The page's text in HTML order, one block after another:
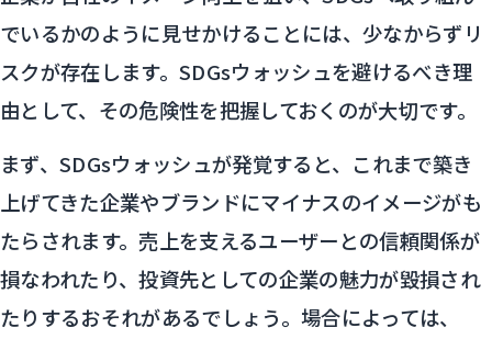
でいるかのように見せかけることには、少なからずリ
スクが存在します。SDGsウォッシュを避けるべき理
由として、その危険性を把握しておくのが大切です。
まず、SDGsウォッシュが発覚すると、これまで築き
上げてきた企業やブランドにマイナスのイメージがも
たらされます。売上を支えるユーザーとの信頼関係が
損なわれたり、投資先としての企業の魅力が毀損され
たりするおそれがあるでしょう。場合によっては、